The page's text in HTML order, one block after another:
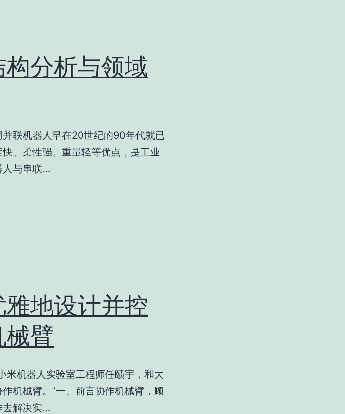
分析与领域
联机器人早在20世纪的90年代就已
、柔性强、重量轻等优点，是工业
人与串联…
地设计并控
臂
米机器人实验室工程师任赜宇，和大
机械臂。”一、前言协作机械臂，顾
去解决实…